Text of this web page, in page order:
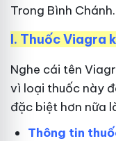
Trong Bình Chánh.
I. Thuốc Viagra
Nghe cái tên
vì loại thuốc này
đặc biệt hơn nữa
Thông tin